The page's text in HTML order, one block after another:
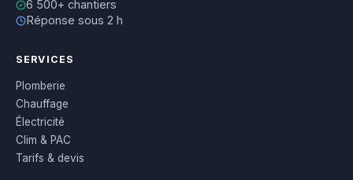
6 500+ chantiers
Réponse sous 2 h
SERVICES
Plomberie
Chauffage
Électricité
Clim & PAC
Tarifs & devis